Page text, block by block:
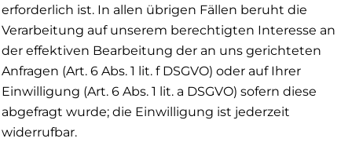
erforderlich ist. In allen übrigen Fällen beruht die
Verarbeitung auf unserem berechtigten Interesse an
der effektiven Bearbeitung der an uns gerichteten
Anfragen (Art. 6 Abs. 1 lit. f DSGVO) oder auf Ihrer
Einwilligung (Art. 6 Abs. 1 lit. a DSGVO) sofern diese
abgefragt wurde; die Einwilligung ist jederzeit
widerrufbar.